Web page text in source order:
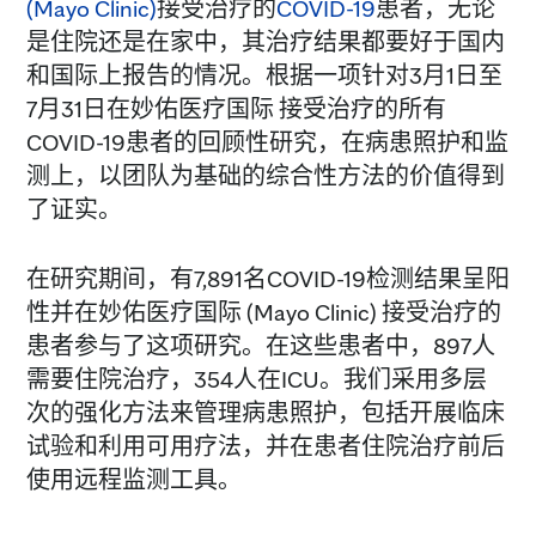
(Mayo Clinic)接受治疗的COVID-19患者，无论
是住院还是在家中，其治疗结果都要好于国内
和国际上报告的情况。根据一项针对3月1日至
7月31日在妙佑医疗国际 接受治疗的所有
COVID-19患者的回顾性研究，在病患照护和监
测上，以团队为基础的综合性方法的价值得到
了证实。
在研究期间，有7,891名COVID-19检测结果呈阳
性并在妙佑医疗国际 (Mayo Clinic) 接受治疗的
患者参与了这项研究。在这些患者中，897人
需要住院治疗，354人在ICU。我们采用多层
次的强化方法来管理病患照护，包括开展临床
试验和利用可用疗法，并在患者住院治疗前后
使用远程监测工具。